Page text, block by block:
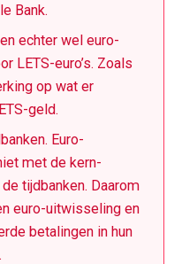
Bank.
echter wel euro-
LETS-euro’s. Zoals
op wat er
geld.
Euro-
met de kern-
tijdbanken. Daarom
euro-uitwisseling en
betalingen in hun